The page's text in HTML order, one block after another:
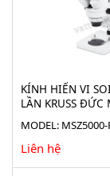
KÍNH HIỂN VI
LẦN KRUSS ĐỨC
MODEL: MSZ5000-
Liên hệ